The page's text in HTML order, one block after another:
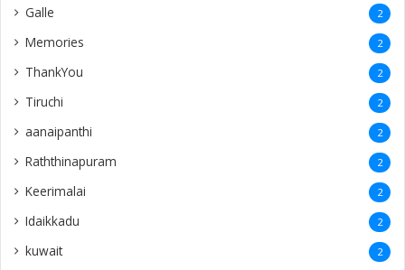
Galle 2
Memories 2
ThankYou 2
Tiruchi 2
aanaipanthi 2
Raththinapuram 2
Keerimalai 2
Idaikkadu 2
kuwait 2